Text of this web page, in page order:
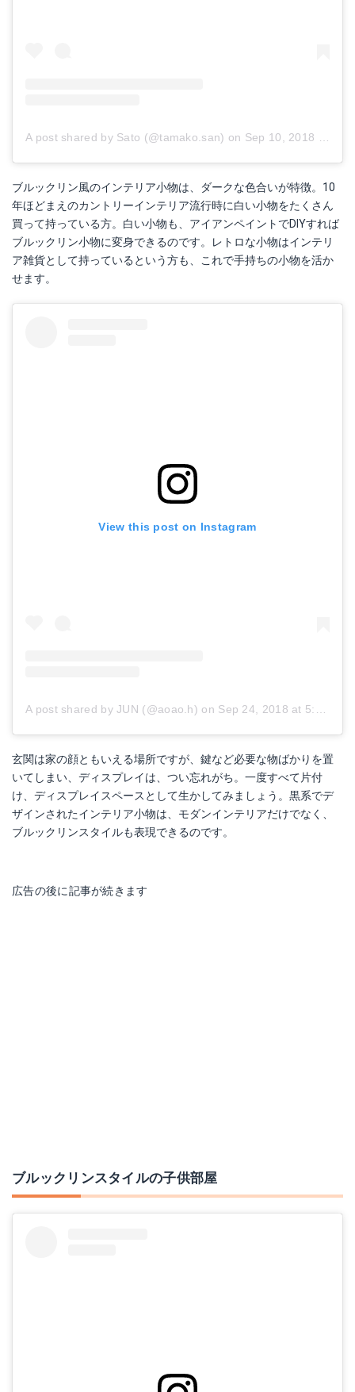
A post shared by Sato (@tamako.san) on Sep 10, 2018 at 3:27pm PDT
ブルックリン風のインテリア小物は、ダークな色合いが特徴。10
年ほどまえのカントリーインテリア流行時に白い小物をたくさん
買って持っている方。白い小物も、アイアンペイントでDIYすれば
ブルックリン小物に変身できるのです。レトロな小物はインテリ
ア雑貨として持っているという方も、これで手持ちの小物を活か
せます。
View this post on Instagram
A post shared by JUN (@aoao.h) on Sep 24, 2018 at 5:47am PDT
玄関は家の顔ともいえる場所ですが、鍵など必要な物ばかりを置
いてしまい、ディスプレイは、つい忘れがち。一度すべて片付
け、ディスプレイスペースとして生かしてみましょう。黒系でデ
ザインされたインテリア小物は、モダンインテリアだけでなく、
ブルックリンスタイルも表現できるのです。
広告の後に記事が続きます
ブルックリンスタイルの子供部屋